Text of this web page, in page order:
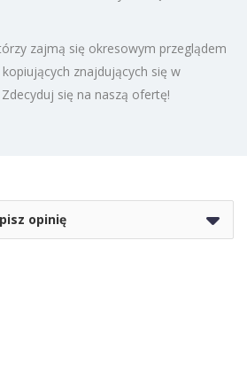
zajmą się okresowym przeglądem
znajdujących się w
się na naszą ofertę!
opinię